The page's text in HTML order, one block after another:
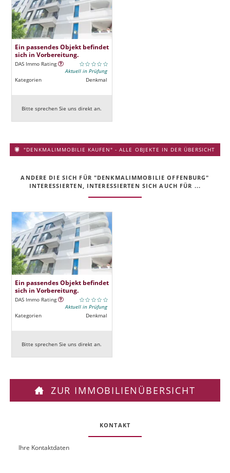
Ein passendes Objekt befindet
sich in Vorbereitung.
DAS Immo Rating
Aktuell in Prüfung
Kategorien
Denkmal
Bitte sprechen Sie uns direkt an.
"DENKMALIMMOBILIE KAUFEN" - ALLE OBJEKTE IN DER ÜBERSICHT
ANDERE DIE SICH FÜR "DENKMALIMMOBILIE OFFENBURG"
INTERESSIERTEN, INTERESSIERTEN SICH AUCH FÜR ...
Ein passendes Objekt befindet
sich in Vorbereitung.
DAS Immo Rating
Aktuell in Prüfung
Kategorien
Denkmal
Bitte sprechen Sie uns direkt an.
ZUR IMMOBILIENÜBERSICHT
KONTAKT
OUIhre Kontaktdaten